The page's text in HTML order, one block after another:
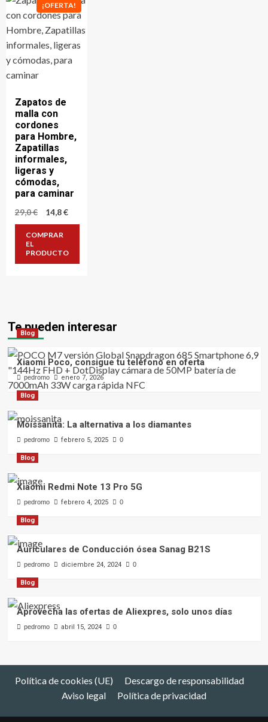
¡OFERTA!
Zapatos de
malla con
cordones
para Hombre,
Zapatillas
informales,
ligeras y
cómodas,
para caminar
29,0€
original
29,0 €.
14,8€El
14,8 €.
COMPRAR
EL
PRODUCTO
Te pueden interesar
Blog
Xiaomi Poco, consigue tu teléfono en oferta
pedromo enero 7, 2026
Blog
Moissanita: La alternativa a los diamantes
pedromo febrero 5, 2025 0
Blog
Xiaomi Redmi Note 13 Pro 5G
pedromo febrero 4, 2025 0
Blog
Auriculares de Conducción ósea Sanag B21S
pedromo diciembre 24, 2024 0
Blog
Aprovecha las ofertas de Aliexpres, solo unos días
pedromo abril 15, 2024 0
Política de cookies (UE)
Descargo de responsabilidad
Aviso legal
Política de privacidad